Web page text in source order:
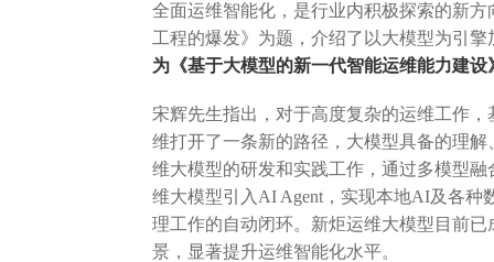
全面运维智能化，是行业内积极探索的新
工程的爆发》为题，介绍了以大模型为引
为《基于大模型的新一代智能运维能力建设
宋辉先生指出，对于高度复杂的运维工作
维打开了一条新的路径，大模型具备的理
维大模型的研发和实践工作，通过多模型
维大模型引入AI Agent，实现本地AI及各种
理工作的自动闭环。新炬运维大模型目前
景，显著提升运维智能化水平。